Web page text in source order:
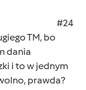
#24
TM, bo
dania
i to w jednym
prawda?